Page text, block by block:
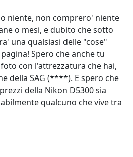
niente, non comprero' niente
o mesi, e dubito che sotto
una qualsiasi delle "cose"
Spero che anche tu
con l'attrezzatura che hai,
della SAG (****). E spero che
della Nikon D5300 sia
qualcuno che vive tra